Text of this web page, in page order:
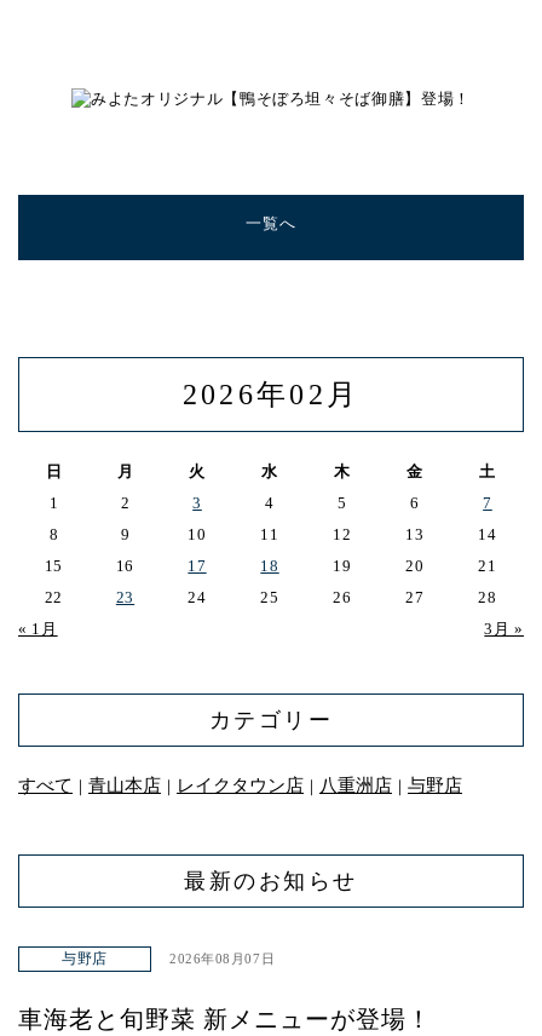
一覧へ
2026年02月
日 月 火 水 木 金 土
« 1月 3月 »
1 2 3 4 5 6
7
8
9 10 11 12 13
14
15
16 17 18 19 20
21
22
23 24 25 26 27 28
カテゴリー
すべて ｜ 青山本店 ｜ レイクタウン店 ｜ 八重洲店 ｜ 与野店
最新のお知らせ
与野店 2026年08月07日
車海老と旬野菜 新メニューが登場！